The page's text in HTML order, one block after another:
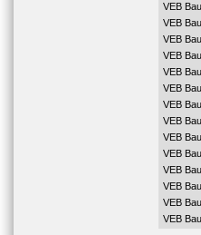
VEB
VEB
VEB
VEB
VEB
VEB
VEB
VEB
VEB
VEB
VEB
VEB
VEB
VEB